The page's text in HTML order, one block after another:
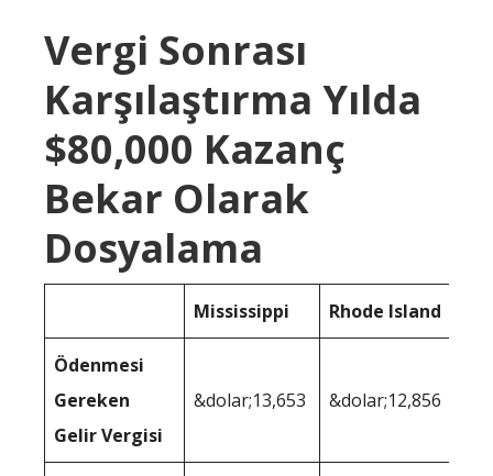
Vergi Sonrası
Karşılaştırma Yılda
$80,000 Kazanç
Bekar Olarak
Dosyalama
Mississippi Rhode Island
Ödenmesi
Gereken
Gelir Vergisi
&dolar;13,653 &dolar;12,856